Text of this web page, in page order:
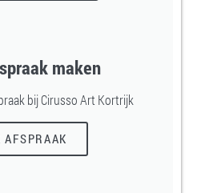
maken
bij Cirusso Art Kortrijk
AFSPRAAK